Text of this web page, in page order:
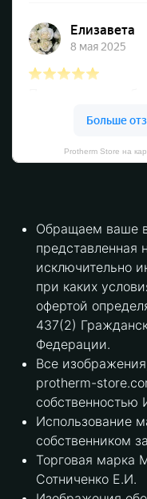
Protherm Store на
Обращаем ваше
представленная
исключительно
при каких
офертой
437(2)
Федерации.
Все
protherm-
собственностью
Использование
собственником
Торговая марка
Сотниченко Е.И.